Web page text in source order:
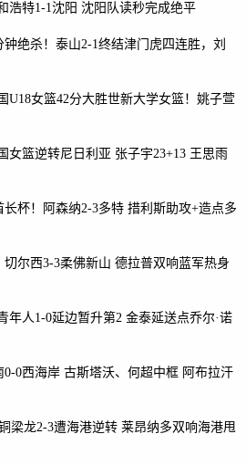
浩特1-1沈阳 沈阳队读秒完成绝平
钟绝杀！泰山2-1终结津门虎四连胜，刘
U18女篮42分大胜世新大学女篮！姚子萱
女篮逆转尼日利亚 张子宇23+13 王思雨
长杯！阿森纳2-3多特 措利斯助攻+造点多
切尔西3-3柔佛新山 德拉普双响蓝军热身
年人1-0延边暂升第2 金泰延送点乔尔·诺
0-0西海岸 古斯塔沃、何超中框 阿布拉汗
梁龙2-3遭海港逆转 莱昂纳多双响海港甩